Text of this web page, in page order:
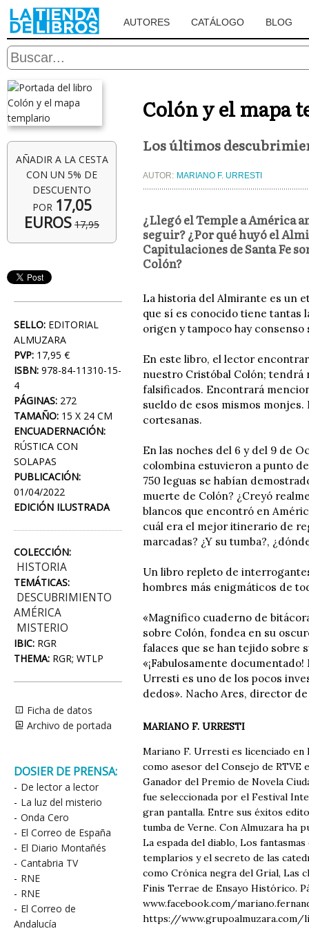
AUTORES CATÁLOGO BLOG
AÑADIR A LA CESTA
CON UN 5% DE
DESCUENTO
POR 17,05
EUROS 17,95
SELLO: EDITORIAL
ALMUZARA
PVP: 17,95 €
ISBN: 978-84-11310-15-
4
PÁGINAS: 272
TAMAÑO: 15 X 24 CM
ENCUADERNACIÓN:
RÚSTICA CON
SOLAPAS
PUBLICACIÓN:
01/04/2022
EDICIÓN ILUSTRADA
COLECCIÓN:
HISTORIA
TEMÁTICAS:
DESCUBRIMIENTO
AMÉRICA
MISTERIO
IBIC: RGR
THEMA: RGR; WTLP
Ficha de datos
Archivo de portada
DOSIER DE PRENSA:
- De lector a lector
- La luz del misterio
- Onda Cero
- El Correo de España
- El Diario Montañés
- Cantabria TV
- RNE
- RNE
- El Correo de
Andalucía
Colón y el mapa
Los últimos
AUTOR: MARIANO F. URRESTI
¿Llegó el Temple a América
seguir? ¿Por qué huyó el
Capitulaciones de Santa Fe
Colón?
La historia del Almirante es un
que sí es conocido tiene tantas
origen y tampoco hay
En este libro, el lector
nuestro Cristóbal Colón; tendrá
falsificados. Encontrará
sueldo de esos mismos
cortesanas.
En las noches del 6 y del 9 de
colombina estuvieron a punto
750 leguas se habían
muerte de Colón? ¿Creyó
blancos que encontró en
cuál era el mejor itinerario de
marcadas? ¿Y su tumba?,
Un libro repleto de
hombres más enigmáticos de
«Magnífico cuaderno de
sobre Colón, fondea en su
falaces que se han tejido sobre
«¡Fabulosamente
Urresti es uno de los pocos
dedos». Nacho Ares, director
MARIANO F. URRESTI
Mariano F. Urresti es licenciado
como asesor del Consejo de
Ganador del Premio de Novela
fue seleccionada por el Festival
gran pantalla. Entre sus éxitos
tumba de Verne. Con Almuzara ha
La espada del diablo, Los
templarios y el secreto de las
como Crónica negra del Grial, Las
Finis Terrae de Ensayo Histórico.
www.facebook.com/
https://www.grupoalmuzara.com/